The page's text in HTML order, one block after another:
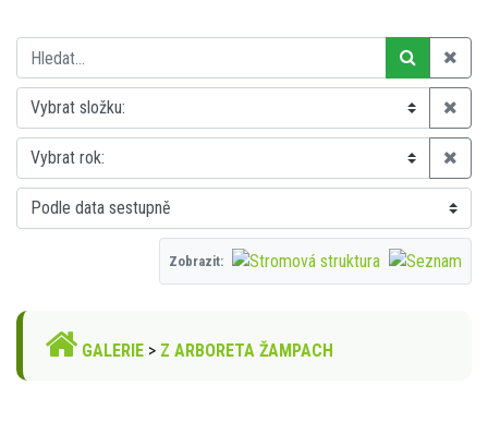
Zobrazit:
GALERIE > Z ARBORETA ŽAMPACH